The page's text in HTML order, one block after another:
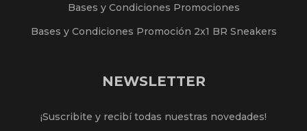
Bases y Condiciones Promociones
Bases y Condiciones Promoción 2x1 BR Sneakers
NEWSLETTER
¡Suscribite y recibí todas nuestras novedades!